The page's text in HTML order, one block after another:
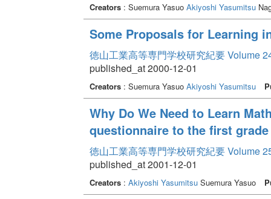
Creators: Suemura Yasuo Akiyoshi Yasumitsu
Some Proposals for Learning
徳山工業高等専門学校研究紀要 Volume
published_at 2000-12-01
Creators: Suemura Yasuo Akiyoshi Yasumitsu
Why Do We Need to Learn
questionnaire to the first grade
徳山工業高等専門学校研究紀要 Volume
published_at 2001-12-01
Creators: Akiyoshi YasumitsuSuemura Yasuo